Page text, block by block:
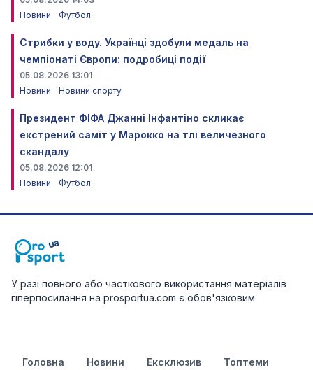
Новини
Футбол
Стрибки у воду. Українці здобули медаль на
чемпіонаті Європи: подробиці події
05.08.2026 13:01
Новини
Новини спорту
Президент ФІФА Джанні Інфантіно скликає
екстрений саміт у Марокко на тлі величезного
скандалу
05.08.2026 12:01
Новини
Футбол
У разі повного або часткового використання матеріалів
гіперпосилання на prosportua.com є обов'язковим.
Головна Новини Ексклюзив Топтеми